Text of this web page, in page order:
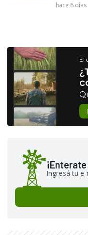
hace 6 días
El
Ingresá tu